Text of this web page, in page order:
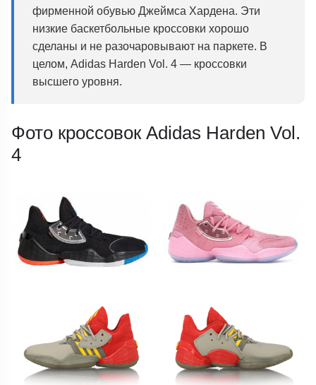
фирменной обувью Джеймса Хардена. Эти
низкие баскетбольные кроссовки хорошо
сделаны и не разочаровывают на паркете. В
целом, Adidas Harden Vol. 4 — кроссовки
высшего уровня.
Фото кроссовок Adidas Harden Vol.
4